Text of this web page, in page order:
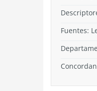
Fuentes: